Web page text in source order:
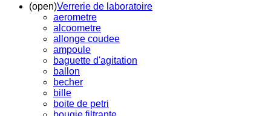
(open)Verrerie de laboratoire
aerometre
alcoometre
allonge coudee
ampoule
baguette d'agitation
ballon
becher
bille
boite de petri